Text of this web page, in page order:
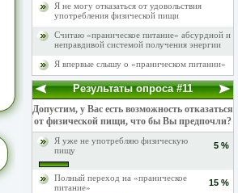
Я не могу отказаться от удовольствия
употребления физической пищи
Считаю «праническое питание» абсурдной и
неправдивой системой получения энергии
Я впервые слышу о «праническом питании»
Результаты опроса #11
Допустим, у Вас есть возможность отказаться
от физической пищи, что бы Вы предпочли?
Я уже не употребляю физическую
пищу
5 %
Полный переход на «праническое
питание»
15 %